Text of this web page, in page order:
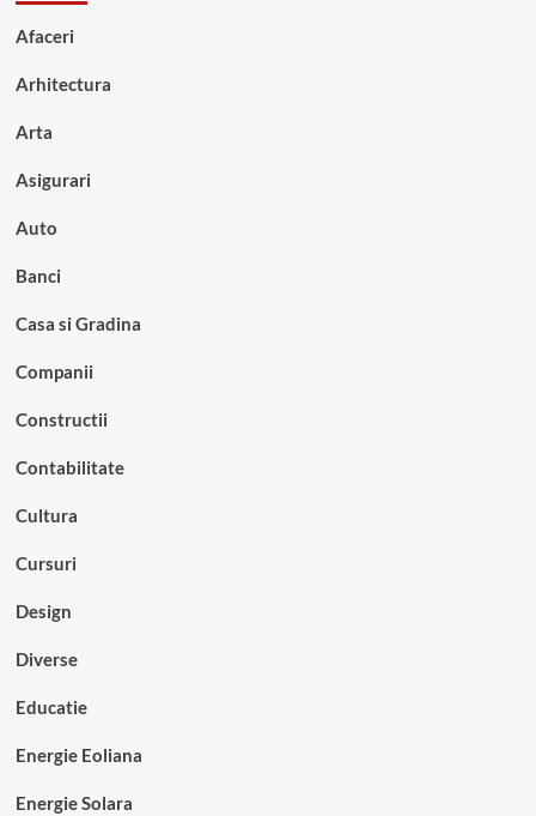
Afaceri
Arhitectura
Arta
Asigurari
Auto
Banci
Casa si Gradina
Companii
Constructii
Contabilitate
Cultura
Cursuri
Design
Diverse
Educatie
Energie Eoliana
Energie Solara